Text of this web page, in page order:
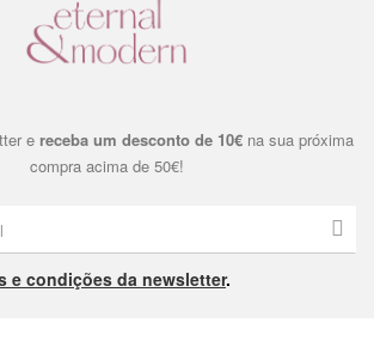
e receba um desconto de 10€ na sua próxima
compra acima de 50€!
e condições da newsletter.